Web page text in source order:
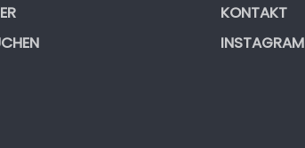
KONTAKT
INSTAGRAM